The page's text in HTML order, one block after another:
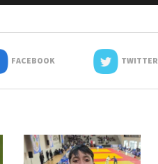
FACEBOOK TWITTER